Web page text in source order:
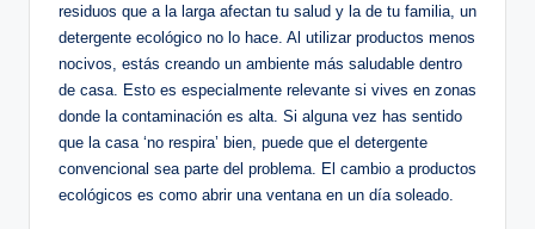
residuos que a la larga afectan tu salud y la de tu familia, un
detergente ecológico no lo hace. Al utilizar productos menos
nocivos, estás creando un ambiente más saludable dentro
de casa. Esto es especialmente relevante si vives en zonas
donde la contaminación es alta. Si alguna vez has sentido
que la casa ‘no respira’ bien, puede que el detergente
convencional sea parte del problema. El cambio a productos
ecológicos es como abrir una ventana en un día soleado.